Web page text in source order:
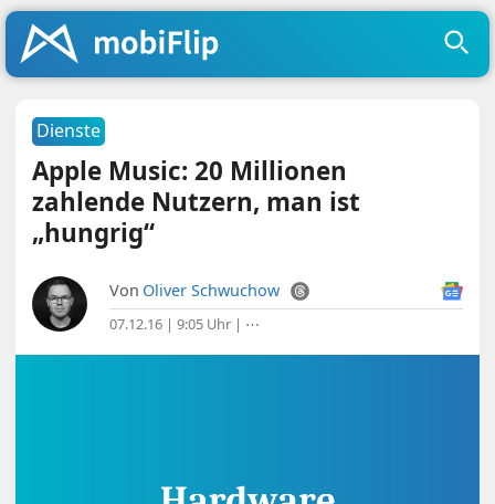
Dienste
Apple Music: 20 Millionen
zahlende Nutzern, man ist
„hungrig“
Von Oliver Schwuchow
07.12.16 | 9:05 Uhr | ⋯